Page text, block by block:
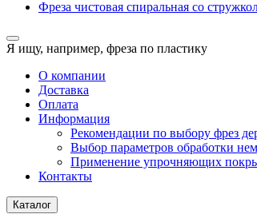
Фреза чистовая спиральная со
Я ищу, например, фреза по пластику
О компании
Доставка
Оплата
Информация
Рекомендации по выбору фрез
Выбор параметров обработки
Применение упрочняющих
Контакты
Каталог